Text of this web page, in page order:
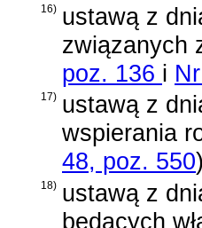
16) ustawą z
związanych
poz. 136 i
17) ustawą z
wspierania
48, poz. 550)
18) ustawą z
będących